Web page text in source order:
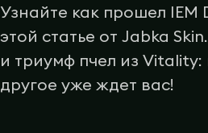
Узнайте как прошел IEM
этой статье от Jabka
и триумф пчел из Vitality:
другое уже ждет вас!